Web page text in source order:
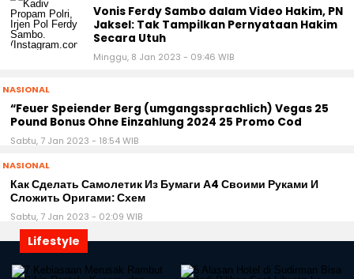
Vonis Ferdy Sambo dalam Video Hakim, PN
Jaksel: Tak Tampilkan Pernyataan Hakim
Secara Utuh
Minggu, 8 Jan 2023 - 09:46 WIB
NASIONAL
“Feuer Speiender Berg (umgangssprachlich) Vegas 25
Pound Bonus Ohne Einzahlung 2024 25 Promo Cod
Sabtu, 7 Jan 2023 - 18:54 WIB
NASIONAL
Как Сделать Самолетик Из Бумаги А4 Своими Руками И
Сложить Оригами: Схем
Sabtu, 7 Jan 2023 - 02:09 WIB
Lifestyle